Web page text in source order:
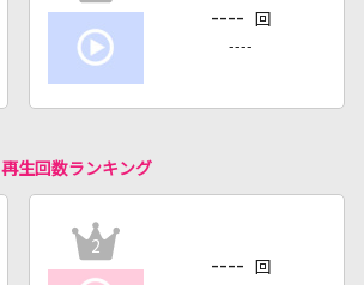
---- 回
----
再生回数ランキング
2
---- 回